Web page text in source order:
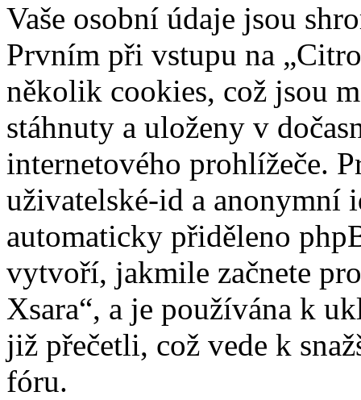
Vaše osobní údaje jsou
Prvním při vstupu na
několik cookies, což jsou
stáhnuty a uloženy v
internetového prohlížeče.
uživatelské-id a anonymní
automaticky přiděleno
vytvoří, jakmile začnete
Xsara“, a je používána k
již přečetli, což vede k
fóru.